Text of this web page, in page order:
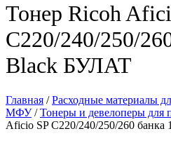
Тонер Ricoh
C220/240/250/
Black БУЛАТ
Главная /Расходные материалы
МФУ/Тонеры и девелоперы для
Aficio SP C220/240/250/260